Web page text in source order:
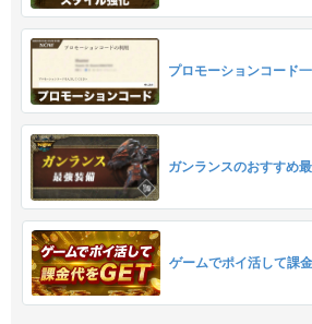
プロモーションコード
ガンランスのおすすめ
ゲームでポイ活して課